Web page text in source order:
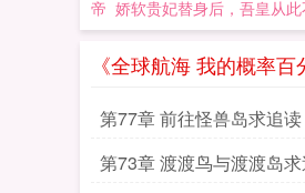
帝 娇软贵妃替身后，吾皇从
《全球航海 我的概率
第77章 前往怪兽岛求追读
第73章 渡渡鸟与渡渡岛